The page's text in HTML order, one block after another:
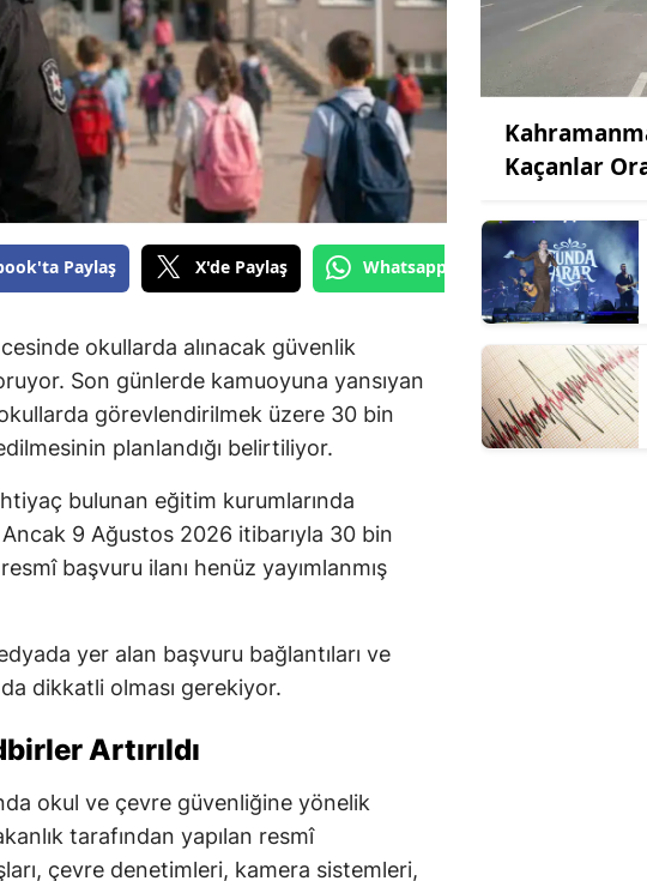
Paylaş X'de Paylaş Whatsapp'tan Gönder
okullarda alınacak güvenlik
Son günlerde kamuoyuna yansıyan
görevlendirilmek üzere 30 bin
planlandığı belirtiliyor.
bulunan eğitim kurumlarında
9 Ağustos 2026 itibarıyla 30 bin
resmî başvuru ilanı henüz yayımlanmış
yer alan başvuru bağlantıları ve
dikkatli olması gerekiyor.
Artırıldı
okul ve çevre güvenliğine yönelik
tarafından yapılan resmî
çevre denetimleri, kamera sistemleri,
Kaçanlar